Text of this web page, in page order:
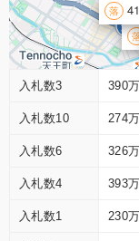
入札数3 390
入札数10 274
入札数6 326
入札数4 393
入札数1 230